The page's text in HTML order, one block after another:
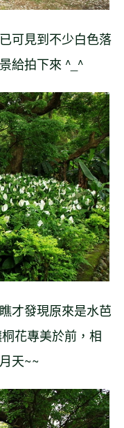
可見到不少白色落
給拍下來 ^_^
才發現原來是水芭
花專美於前，相
天~~